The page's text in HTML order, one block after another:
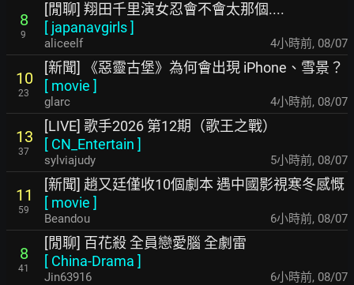
8
9
[閒聊] 翔田千里演女忍會不會太那個....
[ japanavgirls]
aliceelf 4小時前, 08/07
10
23
[新聞] 《惡靈古堡》為何會出現 iPhone、雪景？
[ movie ]
glarc 4小時前, 08/07
13
37
[LIVE] 歌手2026 第12期（歌王之戰）
[ CN_Entertain ]
sylviajudy 5小時前, 08/07
11
59
[新聞] 趙又廷僅收10個劇本 遇中國影視寒冬感慨
[ movie ]
Beandou 6小時前, 08/07
8
41
[閒聊] 百花殺 全員戀愛腦 全劇雷
[ China-Drama ]
Jin63916 6小時前, 08/07